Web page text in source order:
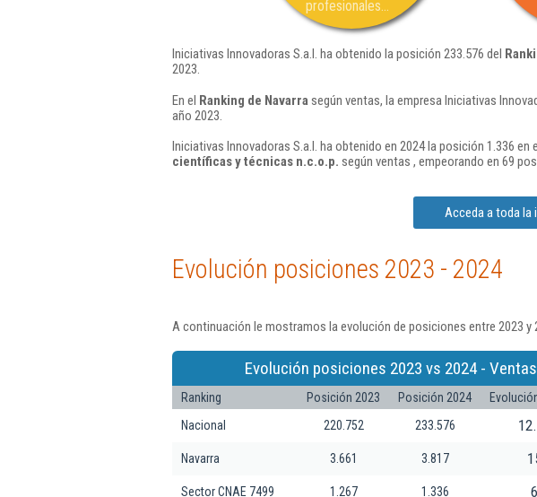
profesionales...
Iniciativas Innovadoras S.a.l. ha obtenido la posición 233.576 del
2023.
En el Ranking de Navarra según ventas, la empresa Iniciativas
año 2023.
Iniciativas Innovadoras S.a.l. ha obtenido en 2024 la posición 1.336 en
científicas y técnicas n.c.o.p. según ventas , empeorando en 69
Acceda a toda la
Evolución posiciones 2023 - 2024
A continuación le mostramos la evolución de posiciones entre 2023 y
Evolución posiciones 2023 vs 2024 - Ventas
Ranking Posición 2023 Posición 2024
Nacional
220.752 233.576
Navarra 3.661 3.817
Sector CNAE 7499 1.267 1.336